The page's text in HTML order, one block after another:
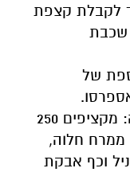
לקבלת קצפת
שכבת
של
מכינים את קרם הטחינה חלוה: מקציפים 250
עם 2 כפות ממרח חלוה,
וכף אבקת